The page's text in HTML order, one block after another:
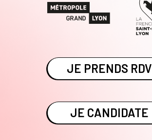
JE PRENDS RDV
JE CANDIDATE